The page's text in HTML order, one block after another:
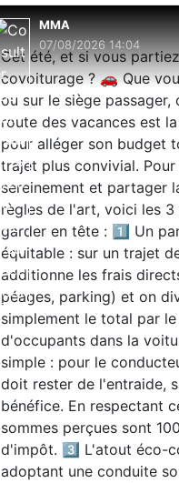
MMA
07/08/2026 14:04
Cet été, et si vous
covoiturage ? 🚗 Que
ou sur le siège passager,
route des vacances est
pour alléger son budget
trajet plus convivial.
sereinement et partager
règles de l'art, voici les 3
garder en tête : 1️⃣ Un
équitable : sur un trajet
additionne les frais
péages, parking) et on
simplement le total par
d'occupants dans la
simple : pour le
doit rester de l'entraide,
bénéfice. En respectant
sommes perçues sont
d'impôt. 3️⃣ L'atout éco-
adoptant une conduite